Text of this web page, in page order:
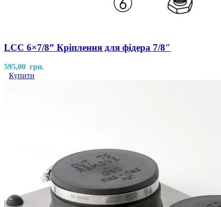
LCC 6×7/8” Кріплення для фідера 7/8″
595,00 грн.
Купити